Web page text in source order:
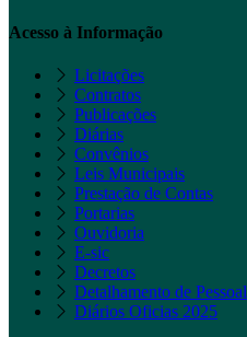
Acesso à Informação
Licitações
Contratos
Publicações
Diárias
Convênios
Leis Municipais
Prestação de Contas
Portarias
Ouvidoria
E-sic
Decretos
Detalhamento de Pessoal
Diários Oficias 2025